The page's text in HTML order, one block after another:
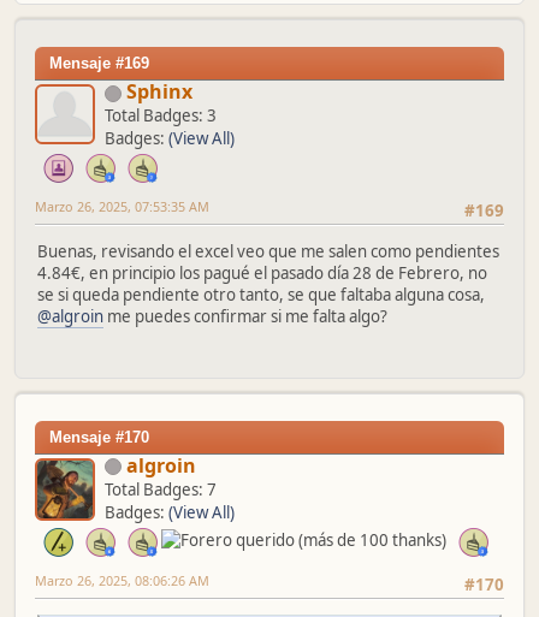
Mensaje #169
Sphinx
Total Badges: 3
Badges: (View All)
#169
Marzo 26, 2025, 07:53:35 AM
Buenas, revisando el excel veo que me salen como pendientes
4.84€, en principio los pagué el pasado día 28 de Febrero, no
se si queda pendiente otro tanto, se que faltaba alguna cosa,
@algroin me puedes confirmar si me falta algo?
Mensaje #170
algroin
Total Badges: 7
Badges: (View All)
#170
Marzo 26, 2025, 08:06:26 AM